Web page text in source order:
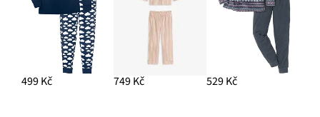
499 Kč 749 Kč 529 Kč